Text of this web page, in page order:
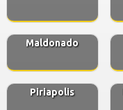
Maldonado
Piriapolis